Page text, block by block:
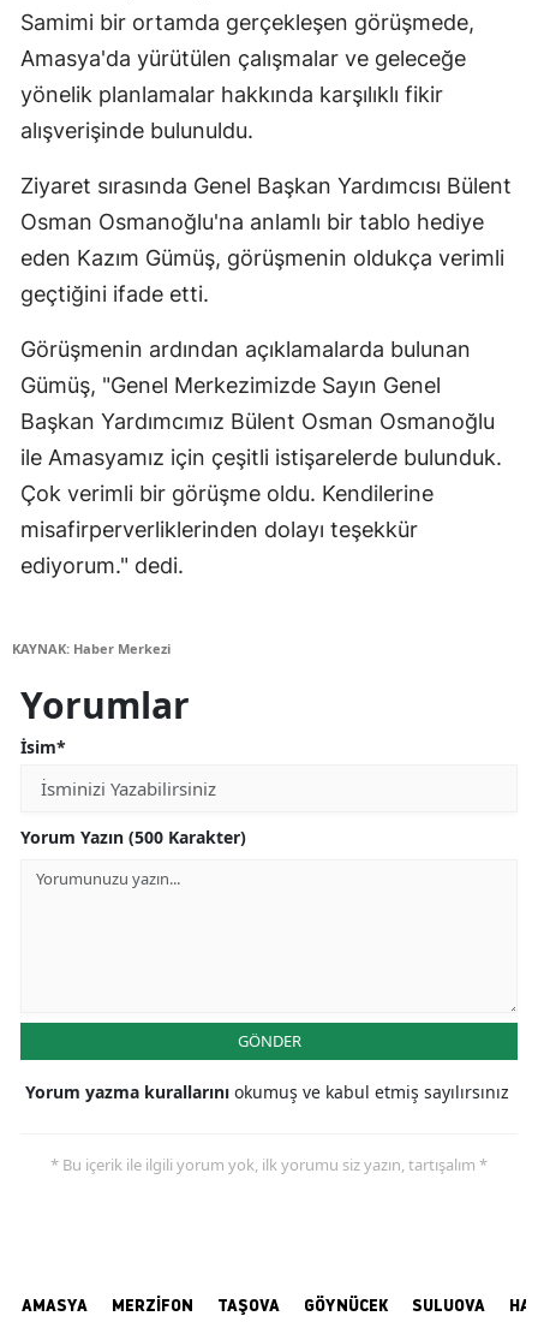
Samimi bir ortamda gerçekleşen görüşmede,
Amasya'da yürütülen çalışmalar ve geleceğe
yönelik planlamalar hakkında karşılıklı fikir
alışverişinde bulunuldu.
Ziyaret sırasında Genel Başkan Yardımcısı Bülent
Osman Osmanoğlu'na anlamlı bir tablo hediye
eden Kazım Gümüş, görüşmenin oldukça verimli
geçtiğini ifade etti.
Görüşmenin ardından açıklamalarda bulunan
Gümüş, "Genel Merkezimizde Sayın Genel
Başkan Yardımcımız Bülent Osman Osmanoğlu
ile Amasyamız için çeşitli istişarelerde bulunduk.
Çok verimli bir görüşme oldu. Kendilerine
misafirperverliklerinden dolayı teşekkür
ediyorum." dedi.
KAYNAK: Haber Merkezi
Yorumlar
İsim*
Yorum Yazın (500 Karakter)
GÖNDER
Yorum yazma kurallarını okumuş ve kabul etmiş sayılırsınız
* Bu içerik ile ilgili yorum yok, ilk yorumu siz yazın, tartışalım *
AMASYA MERZİFON TAŞOVA GÖYNÜCEK SULUOVA